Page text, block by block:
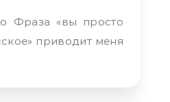
приводит меня